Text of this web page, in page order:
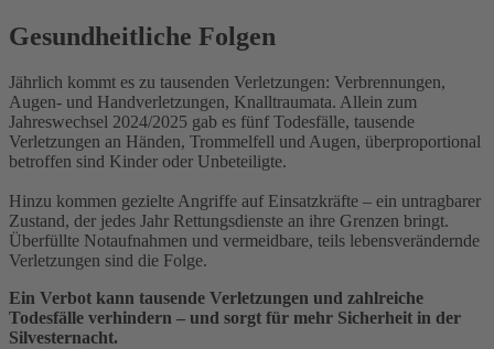
Gesundheitliche Folgen
Jährlich kommt es zu tausenden Verletzungen: Verbrennungen,
Augen- und Handverletzungen, Knalltraumata. Allein zum
Jahreswechsel 2024/2025 gab es fünf Todesfälle, tausende
Verletzungen an Händen, Trommelfell und Augen, überproportional
betroffen sind Kinder oder Unbeteiligte.
Hinzu kommen gezielte Angriffe auf Einsatzkräfte – ein untragbarer
Zustand, der jedes Jahr Rettungsdienste an ihre Grenzen bringt.
Überfüllte Notaufnahmen und vermeidbare, teils lebensverändernde
Verletzungen sind die Folge.
Ein Verbot kann tausende Verletzungen und zahlreiche
Todesfälle verhindern – und sorgt für mehr Sicherheit in der
Silvesternacht.